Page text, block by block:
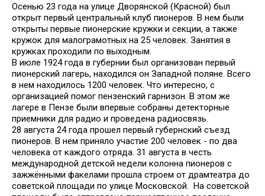
Осенью 23 года на улице Дворянской (Красной) был
открыт первый центральный клуб пионеров. В нем были
открыты первые пионерские кружки и секции, а также
кружок для малограмотных на 25 человек. Занятия в
кружках проходили по выходным.
В июле 1924 года в губернии был организован первый
пионерский лагерь, находился он Западной поляне. Всего
в нем находилось 1200 человек. Что интересно, с
организацией помог пензенский гарнизон. В этом же
лагере в Пензе были впервые собраны детекторные
приемники для радио и проведена радиосвязь.
28 августа 24 года прошел первый губернский съезд
пионеров. В нем приняло участие 200 человек - по два
человека от каждого отряда. 31 августа в честь
международной детской недели колонна пионеров с
зажжёнными факелами прошла строем от драмтеатра до
советской площади по улице Московской. На советской